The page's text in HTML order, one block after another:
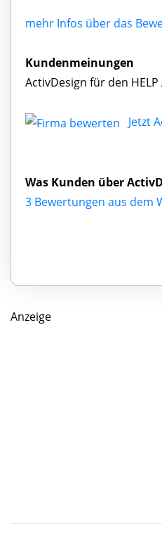
mehr Infos über das
Kundenmeinungen
ActivDesign für den
Jetzt
Was Kunden über
3 Bewertungen aus dem
Anzeige